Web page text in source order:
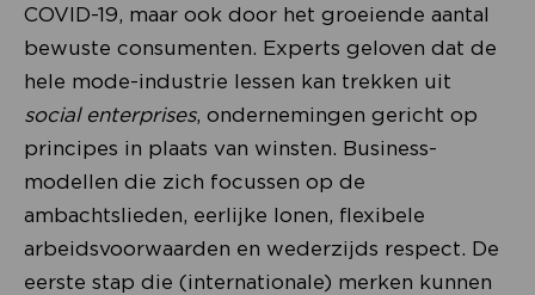
COVID-19, maar ook door het groeiende aantal
bewuste consumenten. Experts geloven dat de
hele mode-industrie lessen kan trekken uit
social enterprises, ondernemingen gericht op
principes in plaats van winsten. Business-
modellen die zich focussen op de
ambachtslieden, eerlijke lonen, flexibele
arbeidsvoorwaarden en wederzijds respect. De
eerste stap die (internationale) merken kunnen